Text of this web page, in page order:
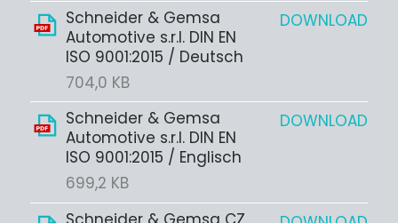
Schneider & Gemsa
Automotive s.r.l. DIN EN
ISO 9001:2015 / Deutsch
704,0 KB
DOWNLOAD
Schneider & Gemsa
Automotive s.r.l. DIN EN
ISO 9001:2015 / Englisch
699,2 KB
DOWNLOAD